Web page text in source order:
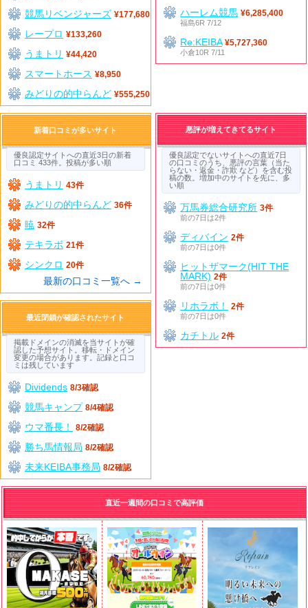
競馬リベンジャーズ ¥177,680
レープロ ¥133,260
うまトリ ¥44,420
スマートホース ¥8,950
みどりの的中らんど ¥555,250
ハーレム競馬 ¥6,285,400
福島6R 7/12
Re:KEIBA ¥5,727,360
小倉10R 7/11
新着口コミが多いサイト
優良認定サイトへの直近3日の新着
口コミ 433件。投稿が多い順
うまトリ 43件
みどりの的中らんど 36件
暁 32件
テキラボ 21件
シンクロ 20件
最新の口コミ一覧へ →
悪評が増えてきてるサイト
優良認定でないサイトへの直近7日
の口コミのうち、悪評の言葉（当た
らない・返金・詐欺 など）を含む投
稿の数。増加中のサイトを先に、多
い順
万馬券総合研究所 3件
前の7日は2件
ディバイン 2件
前の7日は0件
ヒットザマーク(HIT THE
MARK) 2件
前の7日は0件
リホラボ！
2件
前の7日は0件
カチトル 2件
最近閉鎖が確認されたサイト
掲載ドメインの消滅を当サイトが確
認した予想サイト。移転・ドメイン
変更の場合があります。記録と口コ
ミは残しています
Dividends 8/3確認
競馬キャンプ 8/4確認
ウマ番長！ 8/2確認
勝ち馬情報局 8/2確認
未来KEIBA事務局 8/2確認
直近一週間の口コミで高評価